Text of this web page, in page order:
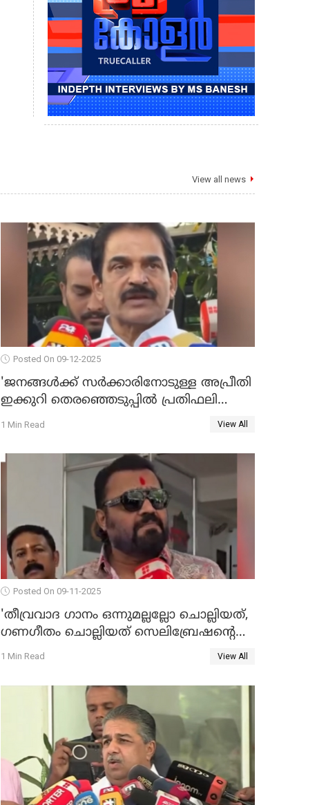
View all news
Posted On 09-12-2025
'ജനങ്ങള്‍ക്ക് സര്‍ക്കാരിനോടുള്ള അപ്രീതി
ഇക്കുറി തെരഞ്ഞെടുപ്പില്‍ പ്രതിഫലിക്കും';
കെ.സി വേണുഗോപാല്‍ WATCH VIDEO
1 Min Read View All
Posted On 09-11-2025
'തീവ്രവാദ ഗാനം ഒന്നുമല്ലല്ലോ ചൊല്ലിയത്,
ഗണഗീതം ചൊല്ലിയത് സെലിബ്രേഷന്റെ
ഭാഗം'; സുരേഷ് ഗോപി WATCH VIDEO
1 Min Read View All